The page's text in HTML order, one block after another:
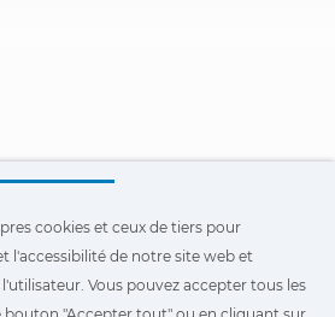
cookies et ceux de tiers pour
l'accessibilité de notre site web et
Vous pouvez accepter tous les